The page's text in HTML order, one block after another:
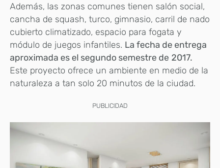
Además, las zonas comunes tienen salón social,
cancha de squash, turco, gimnasio, carril de nado
cubierto climatizado, espacio para fogata y
módulo de juegos infantiles. La fecha de entrega
aproximada es el segundo semestre de 2017.
Este proyecto ofrece un ambiente en medio de la
naturaleza a tan solo 20 minutos de la ciudad.
PUBLICIDAD